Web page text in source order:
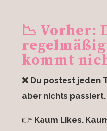
📉 Vorher:
regelmäßig
kommt
❌ Du postest jeden
aber nichts passiert.
👉 Kaum Likes.